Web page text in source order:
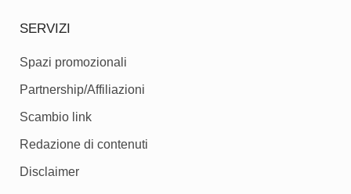
SERVIZI
Spazi promozionali
Partnership/Affiliazioni
Scambio link
Redazione di contenuti
Disclaimer